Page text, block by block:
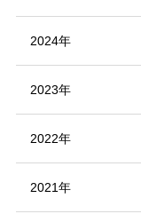
2024年
2023年
2022年
2021年